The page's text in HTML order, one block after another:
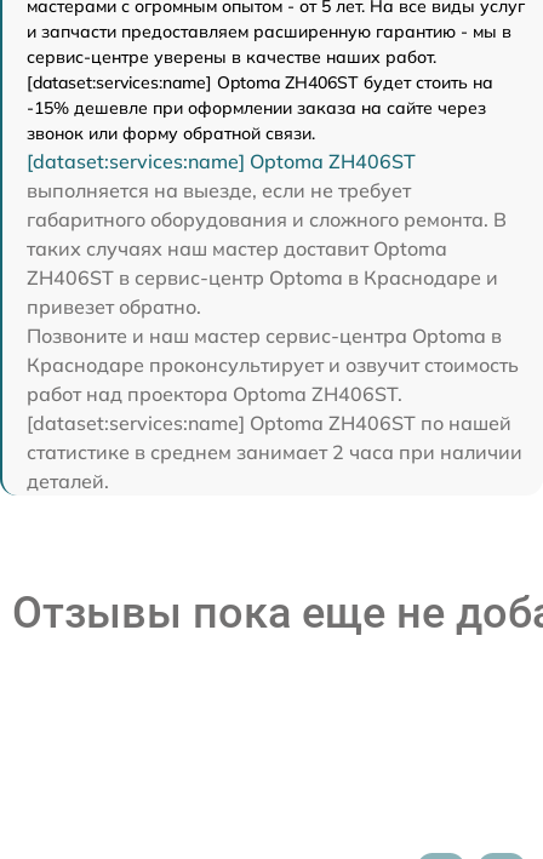
мастерами с огромным опытом - от 5 лет. На все виды услуг
и запчасти предоставляем расширенную гарантию - мы в
сервис-центре уверены в качестве наших работ.
[dataset:services:name] Optoma ZH406ST будет стоить на
-15% дешевле при оформлении заказа на сайте через
звонок или форму обратной связи.
[dataset:services:name] Optoma ZH406ST
выполняется на выезде, если не требует
габаритного оборудования и сложного ремонта. В
таких случаях наш мастер доставит Optoma
ZH406ST в сервис-центр Optoma в Краснодаре и
привезет обратно.
Позвоните и наш мастер сервис-центра Optoma в
Краснодаре проконсультирует и озвучит стоимость
работ над проектора Optoma ZH406ST.
[dataset:services:name] Optoma ZH406ST по нашей
статистике в среднем занимает 2 часа при наличии
деталей.
Отзывы пока еще не